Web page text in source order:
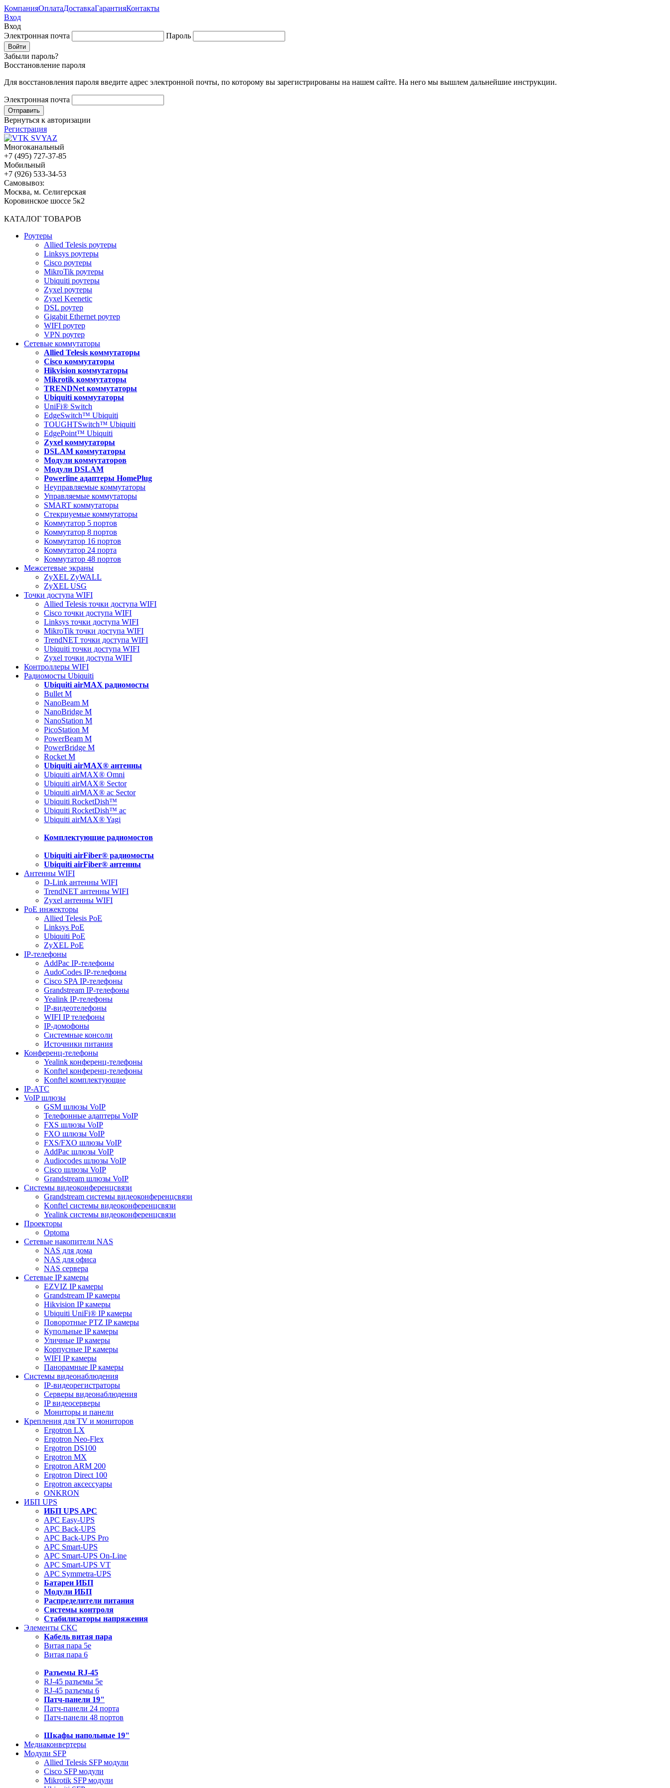
КомпанияОплатаДоставкаГарантияКонтакты
Вход
Вход
Электронная почта
Пароль
Забыли пароль?
Восстановление пароля
Для восстановления пароля введите адрес электронной почты, по которому вы зарегистрированы на нашем сайте. На него мы вышлем дальнейшие инструкции.
Электронная почта
Вернуться к авторизации
Регистрация
Многоканальный
+7 (495) 727-37-85
Мобильный
+7 (926) 533-34-53
Cамовывоз:
Москва, м. Селигерская
Коровинское шоссе 5к2
КАТАЛОГ ТОВАРОВ
Роутеры
Allied Telesis роутеры
Linksys роутеры
Cisco роутеры
MikroTik роутеры
Ubiquiti роутеры
Zyxel роутеры
Zyxel Keenetic
DSL роутер
Gigabit Ethernet роутер
WIFI роутер
VPN роутер
Сетевые коммутаторы
Allied Telesis коммутаторы
Cisco коммутаторы
Hikvision коммутаторы
Mikrotik коммутаторы
TRENDNet коммутаторы
Ubiquiti коммутаторы
UniFi® Switch
EdgeSwitch™ Ubiquiti
TOUGHTSwitch™ Ubiquiti
EdgePoint™ Ubiquiti
Zyxel коммутаторы
DSLAM коммутаторы
Модули коммутаторов
Модули DSLAM
Powerline адаптеры HomePlug
Неуправляемые коммутаторы
Управляемые коммутаторы
SMART коммутаторы
Стекриуемые коммутаторы
Коммутатор 5 портов
Коммутатор 8 портов
Коммутатор 16 портов
Коммутатор 24 порта
Коммутатор 48 портов
Межсетевые экраны
ZyXEL ZyWALL
ZyXEL USG
Точки доступа WIFI
Allied Telesis точки доступа WIFI
Cisco точки доступа WIFI
Linksys точки доступа WIFI
MikroTik точки доступа WIFI
TrendNET точки доступа WIFI
Ubiquiti точки доступа WIFI
Zyxel точки доступа WIFI
Контроллеры WIFI
Радиомосты Ubiquiti
Ubiquiti airMAX радиомосты
Bullet M
NanoBeam M
NanoBridge M
NanoStation M
PicoStation M
PowerBeam M
PowerBridge M
Rocket M
Ubiquiti airMAX® антенны
Ubiquiti airMAX® Omni
Ubiquiti airMAX® Sector
Ubiquiti airMAX® ac Sector
Ubiquiti RocketDish™
Ubiquiti RocketDish™ ac
Ubiquiti airMAX® Yagi
Комплектующие радиомостов
Ubiquiti airFiber® радиомосты
Ubiquiti airFiber® антенны
Антенны WIFI
D-Link антенны WIFI
TrendNET антенны WIFI
Zyxel антенны WIFI
PoE инжекторы
Allied Telesis PoE
Linksys PoE
Ubiquiti PoE
ZyXEL PoE
IP-телефоны
AddPac IP-телефоны
AudoCodes IP-телефоны
Cisco SPA IP-телефоны
Grandstream IP-телефоны
Yealink IP-телефоны
IP-видеотелефоны
WIFI IP телефоны
IP-домофоны
Системные консоли
Источники питания
Конференц-телефоны
Yealink конференц-телефоны
Konftel конференц-телефоны
Konftel комплектующие
IP-АТС
VoIP шлюзы
GSM шлюзы VoIP
Телефонные адаптеры VoIP
FXS шлюзы VoIP
FXO шлюзы VoIP
FXS/FXO шлюзы VoIP
AddPac шлюзы VoIP
Audiocodes шлюзы VoIP
Cisco шлюзы VoIP
Grandstream шлюзы VoIP
Системы видеоконференцсвязи
Grandstream системы видеоконференцсвязи
Konftel системы видеоконференцсвязи
Yealink системы видеоконференцсвязи
Проекторы
Optoma
Сетевые накопители NAS
NAS для дома
NAS для офиса
NAS сервера
Сетевые IP камеры
EZVIZ IP камеры
Grandstream IP камеры
Hikvision IP камеры
Ubiquiti UniFi® IP камеры
Поворотные PTZ IP камеры
Купольные IP камеры
Уличные IP камеры
Корпусные IP камеры
WIFI IP камеры
Панорамные IP камеры
Системы видеонаблюдения
IP-видеорегистраторы
Серверы видеонаблюдения
IP видеосерверы
Мониторы и панели
Крепления для TV и мониторов
Ergotron LX
Ergotron Neo-Flex
Ergotron DS100
Ergotron MX
Ergotron ARM 200
Ergotron Direct 100
Ergotron аксессуары
ONKRON
ИБП UPS
ИБП UPS APC
APC Easy-UPS
APC Back-UPS
APC Back-UPS Pro
APC Smart-UPS
APC Smart-UPS On-Line
APC Smart-UPS VT
APC Symmetra-UPS
Батареи ИБП
Модули ИБП
Распределители питания
Системы контроля
Стабилизаторы напряжения
Элементы СКС
Кабель витая пара
Витая пара 5e
Витая пара 6
Разъемы RJ-45
RJ-45 разъемы 5e
RJ-45 разъемы 6
Патч-панели 19"
Патч-панели 24 порта
Патч-панели 48 портов
Шкафы напольные 19"
Медиаконвертеры
Модули SFP
Allied Telesis SFP модули
Cisco SFP модули
Mikrotik SFP модули